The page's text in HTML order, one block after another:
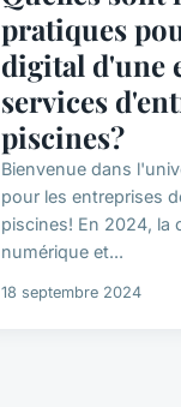
pratiques
digital d'une
services
piscines?
Bienvenue dans
pour les entreprises
piscines! En 2024, la
numérique et...
18 septembre 2024